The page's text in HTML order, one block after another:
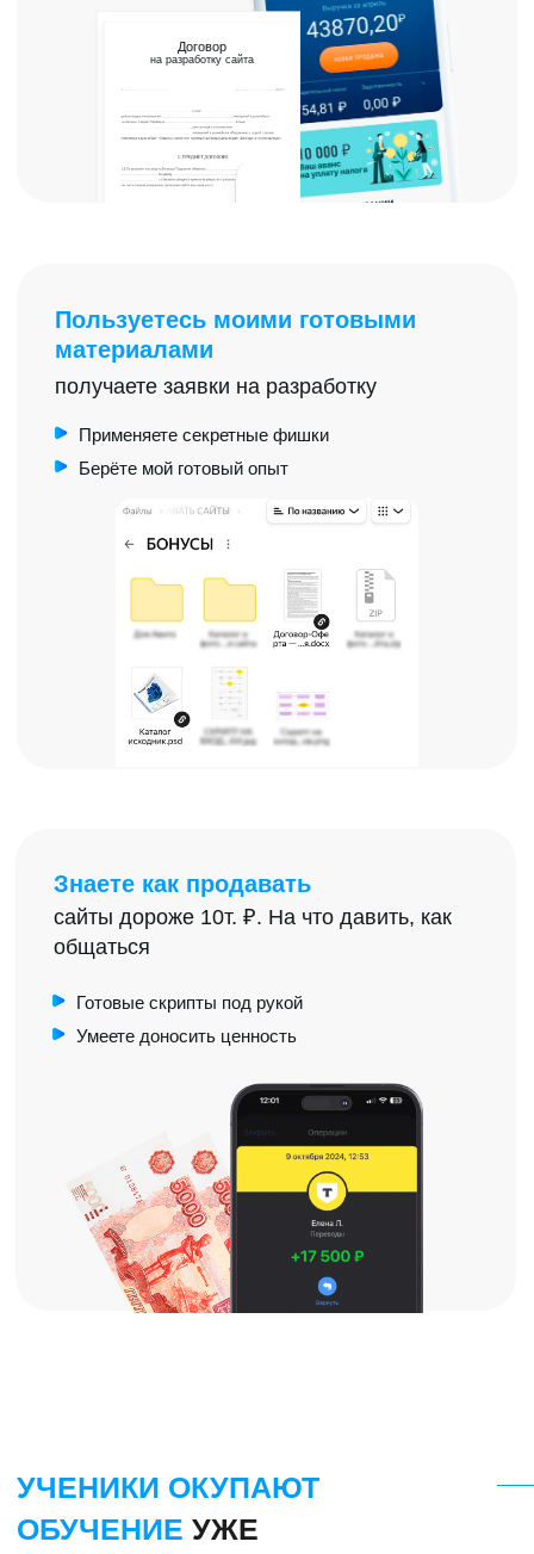
Стоило бы это обучение 19900?
Если бы вы могли просыпаться когда
захотите, не смотреть на цены в
магазинах, дарить дорогие подарки
Стоило бы это обучение 19900?
И наконец, если бы все ваши знакомые,
какой жизнью вы начали жить..
ЧЕГО НЕТ В ДАННОМ
ОБУЧЕНИИ?КОМУ ОНО
НЕ ПОДХОДИТ?
Тут нет уроков по программированию. Мы
делаем сайты на конструкторе Тильда без
кода
Не покупайте обучение, если
вы не готовы работать от 3 часов
Хотите получить
Хотите создавать большие
многостраничные сайты
В обучении показано, как делать
одностраничные сайты, которые
ОСВОЙТЕ НОВОЕ ДЕЛО,
И НАЧНИТЕ НАКОНЕЦ ЖИТЬ
В КАЙФ! ЖДУ ВАС